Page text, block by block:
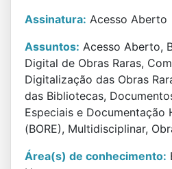
Assinatura: Acesso Aberto
Assuntos: Acesso Aberto,
Digital de Obras Raras,
Digitalização das Obras
das Bibliotecas,
Especiais e Documentação
(BORE), Multidisciplinar,
Área(s) de conhecimento: